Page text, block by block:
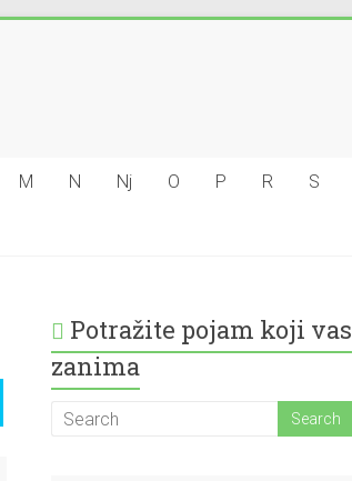
M N Nj O P R S
Potražite pojam koji vas
zanima